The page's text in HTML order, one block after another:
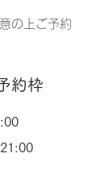
の上ご予約
約枠